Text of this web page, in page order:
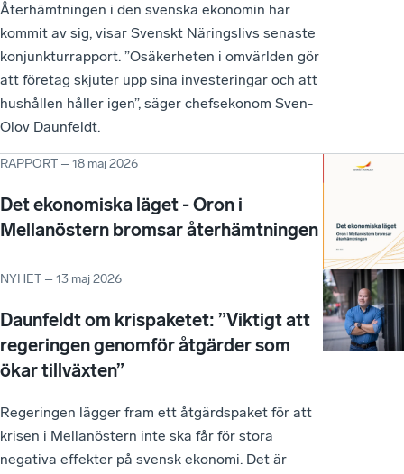
Återhämtningen i den svenska ekonomin har
kommit av sig, visar Svenskt Näringslivs senaste
konjunkturrapport. ”Osäkerheten i omvärlden gör
att företag skjuter upp sina investeringar och att
hushållen håller igen”, säger chefsekonom Sven-
Olov Daunfeldt.
RAPPORT –18 maj 2026
Det ekonomiska läget - Oron i
Mellanöstern bromsar återhämtningen
NYHET –13 maj 2026
Daunfeldt om krispaketet: ”Viktigt att
regeringen genomför åtgärder som
ökar tillväxten”
Regeringen lägger fram ett åtgärdspaket för att
krisen i Mellanöstern inte ska får för stora
negativa effekter på svensk ekonomi. Det är